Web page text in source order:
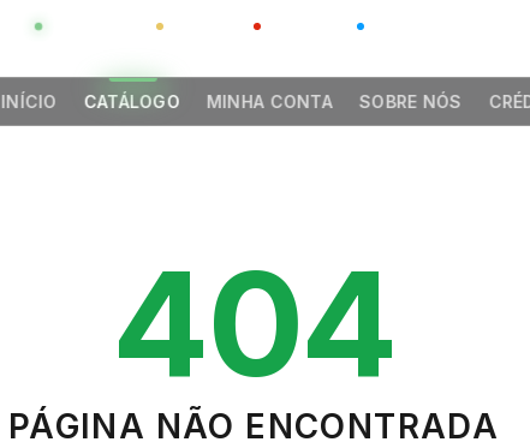
GLOBAL CHINA
INÍCIO CATÁLOGO MINHA CONTA SOBRE NÓS
404
PÁGINA NÃO ENCONTRADA